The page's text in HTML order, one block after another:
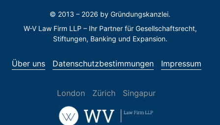
© 2013 – 2026 by Gründungskanzlei.
W-V Law Firm LLP – Ihr Partner für Gesellschaftsrecht,
Stiftungen, Banking und Expansion.
Über uns Datenschutzbestimmungen Impressum
London Zürich Singapur